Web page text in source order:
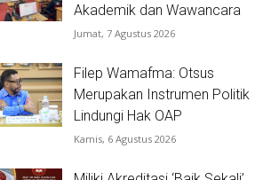
Akademik dan Wawancara
Jumat, 7 Agustus 2026
Filep Wamafma: Otsus
Merupakan Instrumen Politik
Lindungi Hak OAP
Kamis, 6 Agustus 2026